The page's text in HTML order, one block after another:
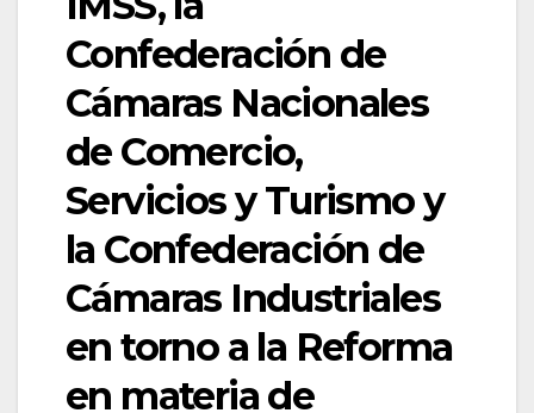
Confederación de
Cámaras Nacionales
de Comercio,
Servicios y Turismo y
la Confederación de
Cámaras Industriales
en torno a la Reforma
en materia de